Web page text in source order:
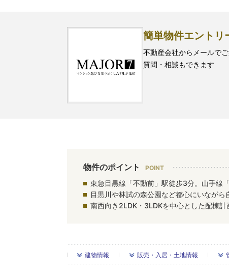
簡単物件エントリ
不動産会社からメールでご
質問・相談もできます
物件のポイント
東急目黒線「不動前」駅徒歩3分。山手線
目黒川や林試の森公園など都心にいながら
南西向き2LDK・3LDKを中心とした配棟
建物情報 販売・入居・土地情報